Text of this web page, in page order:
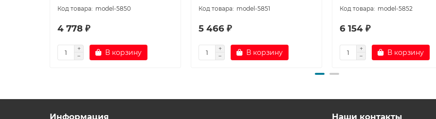
model-5850
4 778 ₽
В корзину
model-5851
5 466 ₽
В корзину
model-5852
6 154 ₽
В корзину
Информация Наши контакты